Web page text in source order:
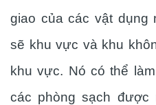
giao của các vật dụng
sẽ khu vực và khu
khu vực. Nó có thể
các phòng sạch